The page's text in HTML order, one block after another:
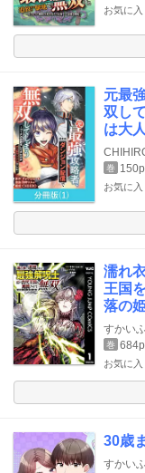
お気に入
元最
双し
は大
巻
お気に入
濡れ
王国
落の
すかい
巻
お気に入
30歳
すかい